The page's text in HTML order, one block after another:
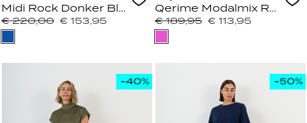
Midi Rock Donker Blauw Jeans
€ 220,00 € 153,95
Qerime Modalmix Rok
€ 189,95 € 113,95